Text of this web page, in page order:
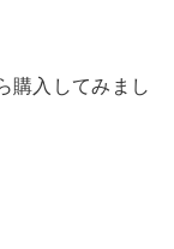
購入してみまし